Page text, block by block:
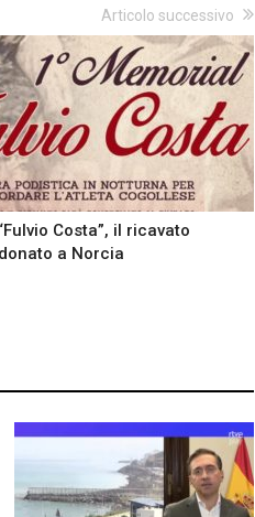
Articolo successivo
Costa”, il ricavato
a Norcia